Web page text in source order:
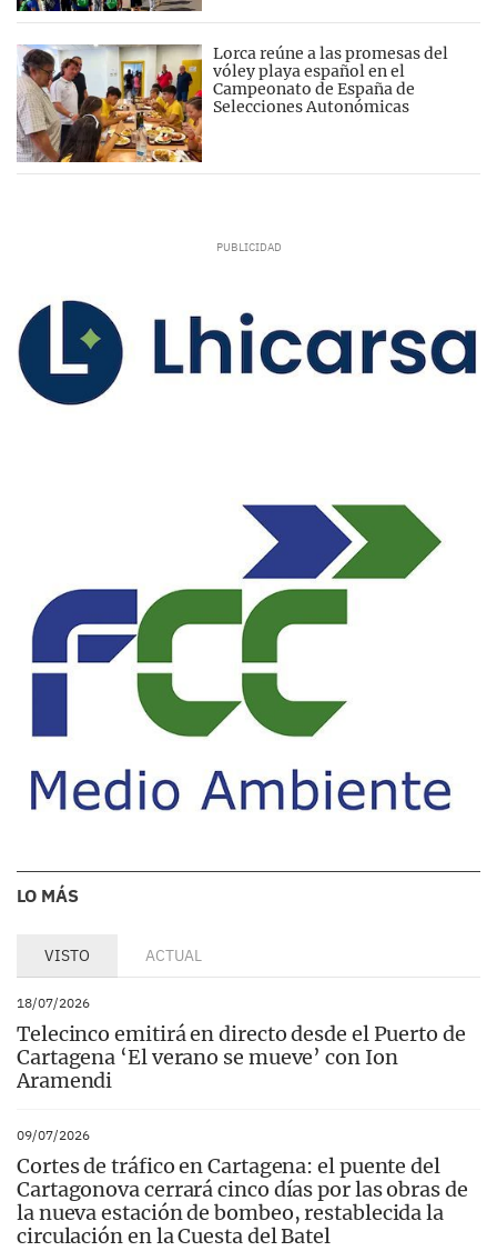
Lorca reúne a las promesas del
vóley playa español en el
Campeonato de España de
Selecciones Autonómicas
LO MÁS
VISTO ACTUAL
18/07/2026
Telecinco emitirá en directo desde el Puerto de
Cartagena ‘El verano se mueve’ con Ion
Aramendi
09/07/2026
Cortes de tráfico en Cartagena: el puente del
Cartagonova cerrará cinco días por las obras de
la nueva estación de bombeo, restablecida la
circulación en la Cuesta del Batel